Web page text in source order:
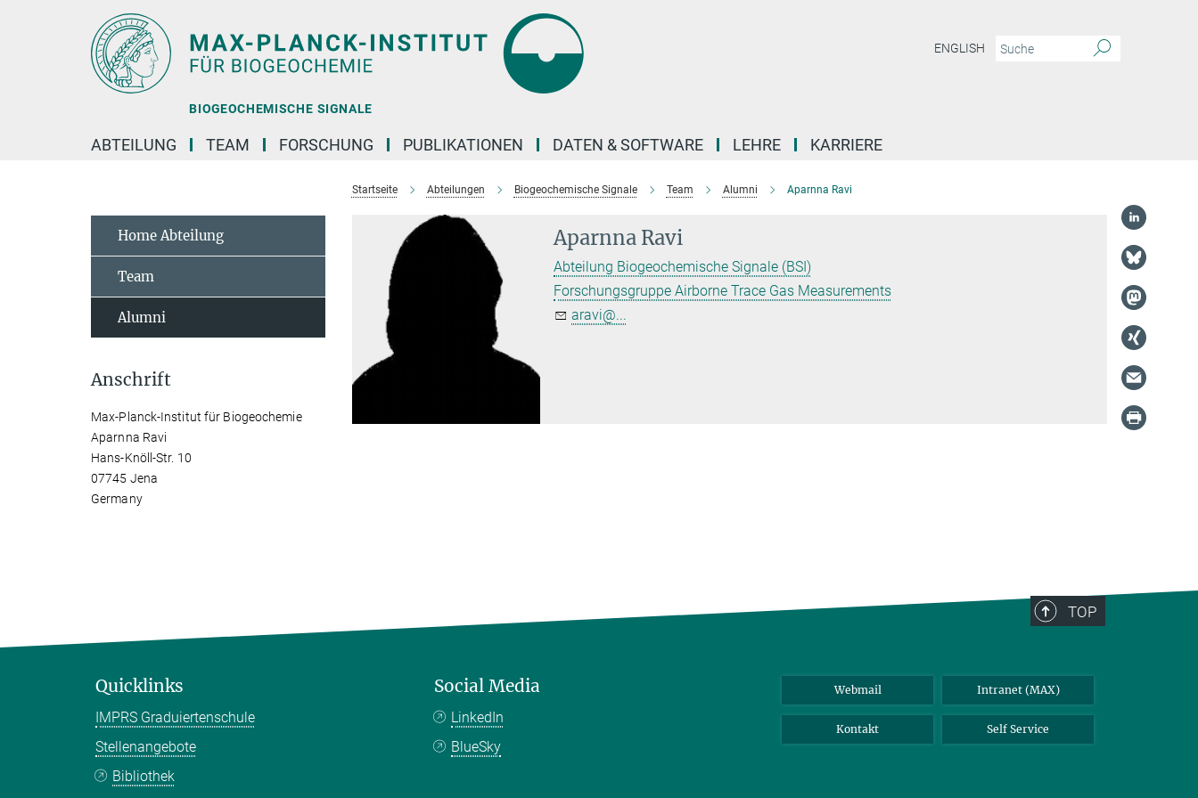
BIOGEOCHEMISCHE SIGNALE
ENGLISH
ABTEILUNG TEAM FORSCHUNG PUBLIKATIONEN DATEN & SOFTWARE LEHRE KARRIERE
Startseite Abteilungen Biogeochemische Signale Team Alumni Aparnna Ravi
Aparnna Ravi
Abteilung Biogeochemische Signale (BSI)
Forschungsgruppe Airborne Trace Gas Measurements
aravi@...
Home Abteilung
Team
Alumni
Anschrift
Max-Planck-Institut für Biogeochemie
Aparnna Ravi
Hans-Knöll-Str. 10
07745 Jena
Germany
TOP
Quicklinks
IMPRS Graduiertenschule
Stellenangebote
Bibliothek
Social Media
LinkedIn
BlueSky
Webmail Intranet (MAX)
Kontakt Self Service